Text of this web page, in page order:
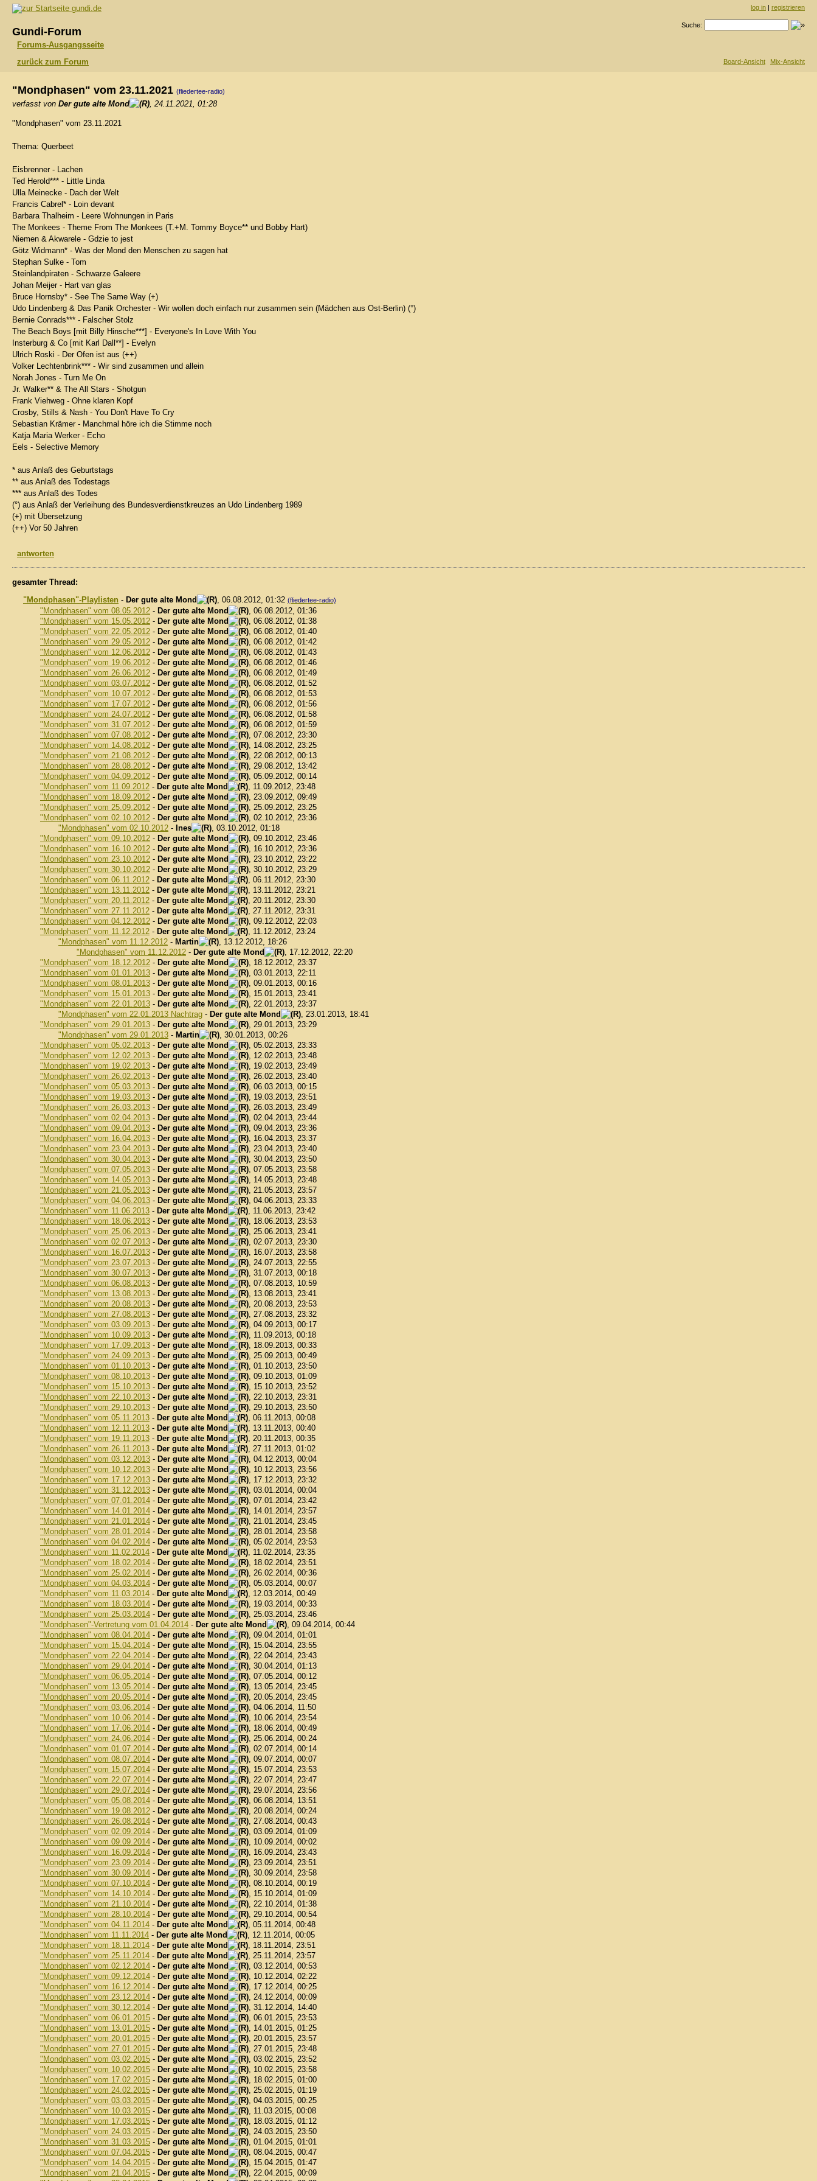
gundi.de
Gundi-Forum
Forums-Ausgangsseite
log in | registrieren
Suche:
zurück zum Forum Board-Ansicht Mix-Ansicht
"Mondphasen" vom 23.11.2021 (fliedertee-radio)
verfasst von Der gute alte Mond , 24.11.2021, 01:28
"Mondphasen" vom 23.11.2021
Thema: Querbeet
Eisbrenner - Lachen
Ted Herold*** - Little Linda
Ulla Meinecke - Dach der Welt
Francis Cabrel* - Loin devant
Barbara Thalheim - Leere Wohnungen in Paris
The Monkees - Theme From The Monkees (T.+M. Tommy Boyce** und Bobby Hart)
Niemen & Akwarele - Gdzie to jest
Götz Widmann* - Was der Mond den Menschen zu sagen hat
Stephan Sulke - Tom
Steinlandpiraten - Schwarze Galeere
Johan Meijer - Hart van glas
Bruce Hornsby* - See The Same Way (+)
Udo Lindenberg & Das Panik Orchester - Wir wollen doch einfach nur zusammen sein (Mädchen aus Ost-Berlin) (°)
Bernie Conrads*** - Falscher Stolz
The Beach Boys [mit Billy Hinsche***] - Everyone's In Love With You
Insterburg & Co [mit Karl Dall**] - Evelyn
Ulrich Roski - Der Ofen ist aus (++)
Volker Lechtenbrink*** - Wir sind zusammen und allein
Norah Jones - Turn Me On
Jr. Walker** & The All Stars - Shotgun
Frank Viehweg - Ohne klaren Kopf
Crosby, Stills & Nash - You Don't Have To Cry
Sebastian Krämer - Manchmal höre ich die Stimme noch
Katja Maria Werker - Echo
Eels - Selective Memory
* aus Anlaß des Geburtstags
** aus Anlaß des Todestags
*** aus Anlaß des Todes
(°) aus Anlaß der Verleihung des Bundesverdienstkreuzes an Udo Lindenberg 1989
(+) mit Übersetzung
(++) Vor 50 Jahren
antworten
gesamter Thread:
"Mondphasen"-Playlisten - Der gute alte Mond , 06.08.2012, 01:32 (fliedertee-radio)
"Mondphasen" vom 08.05.2012 - Der gute alte Mond
, 06.08.2012, 01:36
"Mondphasen" vom 15.05.2012 - Der gute alte Mond
, 06.08.2012, 01:38
"Mondphasen" vom 22.05.2012 - Der gute alte Mond
, 06.08.2012, 01:40
"Mondphasen" vom 29.05.2012 - Der gute alte Mond
, 06.08.2012, 01:42
"Mondphasen" vom 12.06.2012 - Der gute alte Mond
, 06.08.2012, 01:43
"Mondphasen" vom 19.06.2012 - Der gute alte Mond
, 06.08.2012, 01:46
"Mondphasen" vom 26.06.2012 - Der gute alte Mond
, 06.08.2012, 01:49
"Mondphasen" vom 03.07.2012 - Der gute alte Mond
, 06.08.2012, 01:52
"Mondphasen" vom 10.07.2012 - Der gute alte Mond
, 06.08.2012, 01:53
"Mondphasen" vom 17.07.2012 - Der gute alte Mond
, 06.08.2012, 01:56
"Mondphasen" vom 24.07.2012 - Der gute alte Mond
, 06.08.2012, 01:58
"Mondphasen" vom 31.07.2012 - Der gute alte Mond
, 06.08.2012, 01:59
"Mondphasen" vom 07.08.2012 - Der gute alte Mond
, 07.08.2012, 23:30
"Mondphasen" vom 14.08.2012 - Der gute alte Mond
, 14.08.2012, 23:25
"Mondphasen" vom 21.08.2012 - Der gute alte Mond
, 22.08.2012, 00:13
"Mondphasen" vom 28.08.2012 - Der gute alte Mond
, 29.08.2012, 13:42
"Mondphasen" vom 04.09.2012 - Der gute alte Mond
, 05.09.2012, 00:14
"Mondphasen" vom 11.09.2012 - Der gute alte Mond
, 11.09.2012, 23:48
"Mondphasen" vom 18.09.2012 - Der gute alte Mond
, 23.09.2012, 09:49
"Mondphasen" vom 25.09.2012 - Der gute alte Mond
, 25.09.2012, 23:25
"Mondphasen" vom 02.10.2012 - Der gute alte Mond
, 02.10.2012, 23:36
"Mondphasen" vom 02.10.2012 - Ines
, 03.10.2012, 01:18
"Mondphasen" vom 09.10.2012 - Der gute alte Mond
, 09.10.2012, 23:46
"Mondphasen" vom 16.10.2012 - Der gute alte Mond
, 16.10.2012, 23:36
"Mondphasen" vom 23.10.2012 - Der gute alte Mond
, 23.10.2012, 23:22
"Mondphasen" vom 30.10.2012 - Der gute alte Mond
, 30.10.2012, 23:29
"Mondphasen" vom 06.11.2012 - Der gute alte Mond
, 06.11.2012, 23:30
"Mondphasen" vom 13.11.2012 - Der gute alte Mond
, 13.11.2012, 23:21
"Mondphasen" vom 20.11.2012 - Der gute alte Mond
, 20.11.2012, 23:30
"Mondphasen" vom 27.11.2012 - Der gute alte Mond
, 27.11.2012, 23:31
"Mondphasen" vom 04.12.2012 - Der gute alte Mond
, 09.12.2012, 22:03
"Mondphasen" vom 11.12.2012 - Der gute alte Mond
, 11.12.2012, 23:24
"Mondphasen" vom 11.12.2012 - Martin
, 13.12.2012, 18:26
"Mondphasen" vom 11.12.2012 - Der gute alte Mond
, 17.12.2012, 22:20
"Mondphasen" vom 18.12.2012 - Der gute alte Mond
, 18.12.2012, 23:37
"Mondphasen" vom 01.01.2013 - Der gute alte Mond
, 03.01.2013, 22:11
"Mondphasen" vom 08.01.2013 - Der gute alte Mond
, 09.01.2013, 00:16
"Mondphasen" vom 15.01.2013 - Der gute alte Mond
, 15.01.2013, 23:41
"Mondphasen" vom 22.01.2013 - Der gute alte Mond
, 22.01.2013, 23:37
"Mondphasen" vom 22.01.2013 Nachtrag - Der gute alte Mond
, 23.01.2013, 18:41
"Mondphasen" vom 29.01.2013 - Der gute alte Mond
, 29.01.2013, 23:29
"Mondphasen" vom 29.01.2013 - Martin
, 30.01.2013, 00:26
"Mondphasen" vom 05.02.2013 - Der gute alte Mond
, 05.02.2013, 23:33
"Mondphasen" vom 12.02.2013 - Der gute alte Mond
, 12.02.2013, 23:48
"Mondphasen" vom 19.02.2013 - Der gute alte Mond
, 19.02.2013, 23:49
"Mondphasen" vom 26.02.2013 - Der gute alte Mond
, 26.02.2013, 23:40
"Mondphasen" vom 05.03.2013 - Der gute alte Mond
, 06.03.2013, 00:15
"Mondphasen" vom 19.03.2013 - Der gute alte Mond
, 19.03.2013, 23:51
"Mondphasen" vom 26.03.2013 - Der gute alte Mond
, 26.03.2013, 23:49
"Mondphasen" vom 02.04.2013 - Der gute alte Mond
, 02.04.2013, 23:44
"Mondphasen" vom 09.04.2013 - Der gute alte Mond
, 09.04.2013, 23:36
"Mondphasen" vom 16.04.2013 - Der gute alte Mond
, 16.04.2013, 23:37
"Mondphasen" vom 23.04.2013 - Der gute alte Mond
, 23.04.2013, 23:40
"Mondphasen" vom 30.04.2013 - Der gute alte Mond
, 30.04.2013, 23:50
"Mondphasen" vom 07.05.2013 - Der gute alte Mond
, 07.05.2013, 23:58
"Mondphasen" vom 14.05.2013 - Der gute alte Mond
, 14.05.2013, 23:48
"Mondphasen" vom 21.05.2013 - Der gute alte Mond
, 21.05.2013, 23:57
"Mondphasen" vom 04.06.2013 - Der gute alte Mond
, 04.06.2013, 23:33
"Mondphasen" vom 11.06.2013 - Der gute alte Mond
, 11.06.2013, 23:42
"Mondphasen" vom 18.06.2013 - Der gute alte Mond
, 18.06.2013, 23:53
"Mondphasen" vom 25.06.2013 - Der gute alte Mond
, 25.06.2013, 23:41
"Mondphasen" vom 02.07.2013 - Der gute alte Mond
, 02.07.2013, 23:30
"Mondphasen" vom 16.07.2013 - Der gute alte Mond
, 16.07.2013, 23:58
"Mondphasen" vom 23.07.2013 - Der gute alte Mond
, 24.07.2013, 22:55
"Mondphasen" vom 30.07.2013 - Der gute alte Mond
, 31.07.2013, 00:18
"Mondphasen" vom 06.08.2013 - Der gute alte Mond
, 07.08.2013, 10:59
"Mondphasen" vom 13.08.2013 - Der gute alte Mond
, 13.08.2013, 23:41
"Mondphasen" vom 20.08.2013 - Der gute alte Mond
, 20.08.2013, 23:53
"Mondphasen" vom 27.08.2013 - Der gute alte Mond
, 27.08.2013, 23:32
"Mondphasen" vom 03.09.2013 - Der gute alte Mond
, 04.09.2013, 00:17
"Mondphasen" vom 10.09.2013 - Der gute alte Mond
, 11.09.2013, 00:18
"Mondphasen" vom 17.09.2013 - Der gute alte Mond
, 18.09.2013, 00:33
"Mondphasen" vom 24.09.2013 - Der gute alte Mond
, 25.09.2013, 00:49
"Mondphasen" vom 01.10.2013 - Der gute alte Mond
, 01.10.2013, 23:50
"Mondphasen" vom 08.10.2013 - Der gute alte Mond
, 09.10.2013, 01:09
"Mondphasen" vom 15.10.2013 - Der gute alte Mond
, 15.10.2013, 23:52
"Mondphasen" vom 22.10.2013 - Der gute alte Mond
, 22.10.2013, 23:31
"Mondphasen" vom 29.10.2013 - Der gute alte Mond
, 29.10.2013, 23:50
"Mondphasen" vom 05.11.2013 - Der gute alte Mond
, 06.11.2013, 00:08
"Mondphasen" vom 12.11.2013 - Der gute alte Mond
, 13.11.2013, 00:40
"Mondphasen" vom 19.11.2013 - Der gute alte Mond
, 20.11.2013, 00:35
"Mondphasen" vom 26.11.2013 - Der gute alte Mond
, 27.11.2013, 01:02
"Mondphasen" vom 03.12.2013 - Der gute alte Mond
, 04.12.2013, 00:04
"Mondphasen" vom 10.12.2013 - Der gute alte Mond
, 10.12.2013, 23:56
"Mondphasen" vom 17.12.2013 - Der gute alte Mond
, 17.12.2013, 23:32
"Mondphasen" vom 31.12.2013 - Der gute alte Mond
, 03.01.2014, 00:04
"Mondphasen" vom 07.01.2014 - Der gute alte Mond
, 07.01.2014, 23:42
"Mondphasen" vom 14.01.2014 - Der gute alte Mond
, 14.01.2014, 23:57
"Mondphasen" vom 21.01.2014 - Der gute alte Mond
, 21.01.2014, 23:45
"Mondphasen" vom 28.01.2014 - Der gute alte Mond
, 28.01.2014, 23:58
"Mondphasen" vom 04.02.2014 - Der gute alte Mond
, 05.02.2014, 23:53
"Mondphasen" vom 11.02.2014 - Der gute alte Mond
, 11.02.2014, 23:35
"Mondphasen" vom 18.02.2014 - Der gute alte Mond
, 18.02.2014, 23:51
"Mondphasen" vom 25.02.2014 - Der gute alte Mond
, 26.02.2014, 00:36
"Mondphasen" vom 04.03.2014 - Der gute alte Mond
, 05.03.2014, 00:07
"Mondphasen" vom 11.03.2014 - Der gute alte Mond
, 12.03.2014, 00:49
"Mondphasen" vom 18.03.2014 - Der gute alte Mond
, 19.03.2014, 00:33
"Mondphasen" vom 25.03.2014 - Der gute alte Mond
, 25.03.2014, 23:46
"Mondphasen"-Vertretung vom 01.04.2014 - Der gute alte Mond
, 09.04.2014, 00:44
"Mondphasen" vom 08.04.2014 - Der gute alte Mond
, 09.04.2014, 01:01
"Mondphasen" vom 15.04.2014 - Der gute alte Mond
, 15.04.2014, 23:55
"Mondphasen" vom 22.04.2014 - Der gute alte Mond
, 22.04.2014, 23:43
"Mondphasen" vom 29.04.2014 - Der gute alte Mond
, 30.04.2014, 01:13
"Mondphasen" vom 06.05.2014 - Der gute alte Mond
, 07.05.2014, 00:12
"Mondphasen" vom 13.05.2014 - Der gute alte Mond
, 13.05.2014, 23:45
"Mondphasen" vom 20.05.2014 - Der gute alte Mond
, 20.05.2014, 23:45
"Mondphasen" vom 03.06.2014 - Der gute alte Mond
, 04.06.2014, 11:50
"Mondphasen" vom 10.06.2014 - Der gute alte Mond
, 10.06.2014, 23:54
"Mondphasen" vom 17.06.2014 - Der gute alte Mond
, 18.06.2014, 00:49
"Mondphasen" vom 24.06.2014 - Der gute alte Mond
, 25.06.2014, 00:24
"Mondphasen" vom 01.07.2014 - Der gute alte Mond
, 02.07.2014, 00:14
"Mondphasen" vom 08.07.2014 - Der gute alte Mond
, 09.07.2014, 00:07
"Mondphasen" vom 15.07.2014 - Der gute alte Mond
, 15.07.2014, 23:53
"Mondphasen" vom 22.07.2014 - Der gute alte Mond
, 22.07.2014, 23:47
"Mondphasen" vom 29.07.2014 - Der gute alte Mond
, 29.07.2014, 23:56
"Mondphasen" vom 05.08.2014 - Der gute alte Mond
, 06.08.2014, 13:51
"Mondphasen" vom 19.08.2012 - Der gute alte Mond
, 20.08.2014, 00:24
"Mondphasen" vom 26.08.2014 - Der gute alte Mond
, 27.08.2014, 00:43
"Mondphasen" vom 02.09.2014 - Der gute alte Mond
, 03.09.2014, 01:09
"Mondphasen" vom 09.09.2014 - Der gute alte Mond
, 10.09.2014, 00:02
"Mondphasen" vom 16.09.2014 - Der gute alte Mond
, 16.09.2014, 23:43
"Mondphasen" vom 23.09.2014 - Der gute alte Mond
, 23.09.2014, 23:51
"Mondphasen" vom 30.09.2014 - Der gute alte Mond
, 30.09.2014, 23:58
"Mondphasen" vom 07.10.2014 - Der gute alte Mond
, 08.10.2014, 00:19
"Mondphasen" vom 14.10.2014 - Der gute alte Mond
, 15.10.2014, 01:09
"Mondphasen" vom 21.10.2014 - Der gute alte Mond
, 22.10.2014, 01:38
"Mondphasen" vom 28.10.2014 - Der gute alte Mond
, 29.10.2014, 00:54
"Mondphasen" vom 04.11.2014 - Der gute alte Mond
, 05.11.2014, 00:48
"Mondphasen" vom 11.11.2014 - Der gute alte Mond
, 12.11.2014, 00:05
"Mondphasen" vom 18.11.2014 - Der gute alte Mond
, 18.11.2014, 23:51
"Mondphasen" vom 25.11.2014 - Der gute alte Mond
, 25.11.2014, 23:57
"Mondphasen" vom 02.12.2014 - Der gute alte Mond
, 03.12.2014, 00:53
"Mondphasen" vom 09.12.2014 - Der gute alte Mond
, 10.12.2014, 02:22
"Mondphasen" vom 16.12.2014 - Der gute alte Mond
, 17.12.2014, 00:25
"Mondphasen" vom 23.12.2014 - Der gute alte Mond
, 24.12.2014, 00:09
"Mondphasen" vom 30.12.2014 - Der gute alte Mond
, 31.12.2014, 14:40
"Mondphasen" vom 06.01.2015 - Der gute alte Mond
, 06.01.2015, 23:53
"Mondphasen" vom 13.01.2015 - Der gute alte Mond
, 14.01.2015, 01:25
"Mondphasen" vom 20.01.2015 - Der gute alte Mond
, 20.01.2015, 23:57
"Mondphasen" vom 27.01.2015 - Der gute alte Mond
, 27.01.2015, 23:48
"Mondphasen" vom 03.02.2015 - Der gute alte Mond
, 03.02.2015, 23:52
"Mondphasen" vom 10.02.2015 - Der gute alte Mond
, 10.02.2015, 23:58
"Mondphasen" vom 17.02.2015 - Der gute alte Mond
, 18.02.2015, 01:00
"Mondphasen" vom 24.02.2015 - Der gute alte Mond
, 25.02.2015, 01:19
"Mondphasen" vom 03.03.2015 - Der gute alte Mond
, 04.03.2015, 00:25
"Mondphasen" vom 10.03.2015 - Der gute alte Mond
, 11.03.2015, 00:08
"Mondphasen" vom 17.03.2015 - Der gute alte Mond
, 18.03.2015, 01:12
"Mondphasen" vom 24.03.2015 - Der gute alte Mond
, 24.03.2015, 23:50
"Mondphasen" vom 31.03.2015 - Der gute alte Mond
, 01.04.2015, 01:01
"Mondphasen" vom 07.04.2015 - Der gute alte Mond
, 08.04.2015, 00:47
"Mondphasen" vom 14.04.2015 - Der gute alte Mond
, 15.04.2015, 01:47
"Mondphasen" vom 21.04.2015 - Der gute alte Mond
, 22.04.2015, 00:09